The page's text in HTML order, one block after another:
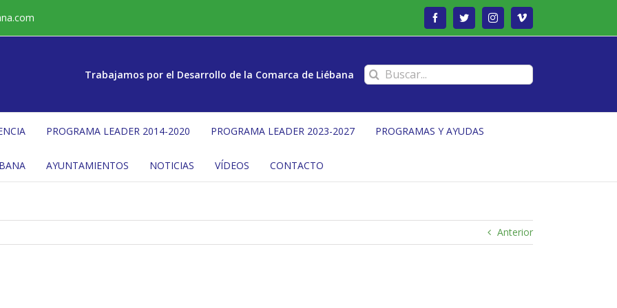
FacebookTwitterInstagramVimeo
Trabajamos por el Desarrollo de la Comarca de Liébana Buscar:
PROGRAMA LEADER 2014-2020 PROGRAMA LEADER 2023-2027 PROGRAMAS Y AYUDAS
AYUNTAMIENTOS NOTICIAS VÍDEOS CONTACTO
Anterior